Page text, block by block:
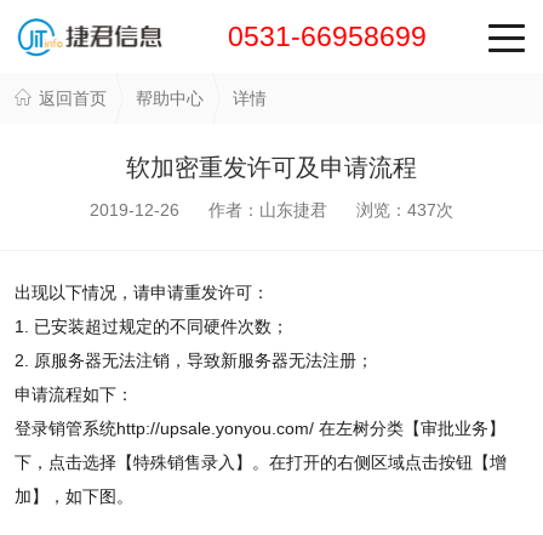
0531-66958699
返回首页 帮助中心 详情
软加密重发许可及申请流程
2019-12-26 作者：山东捷君 浏览： 437次
出现以下情况，请申请重发许可：
1. 已安装超过规定的不同硬件次数；
2. 原服务器无法注销，导致新服务器无法注册；
申请流程如下：
登录销管系统http://upsale.yonyou.com/ 在左树分类【审批业务】
下，点击选择【特殊销售录入】。在打开的右侧区域点击按钮【增
加】，如下图。